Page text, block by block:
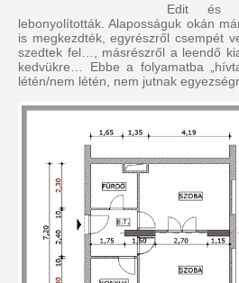
Edit és
lebonyolították. Alaposságuk okán
is megkezdték, egyrészről csempét
szedtek fel…, másrészről a leendő
kedvükre… Ebbe a folyamatba
létén/nem létén, nem jutnak